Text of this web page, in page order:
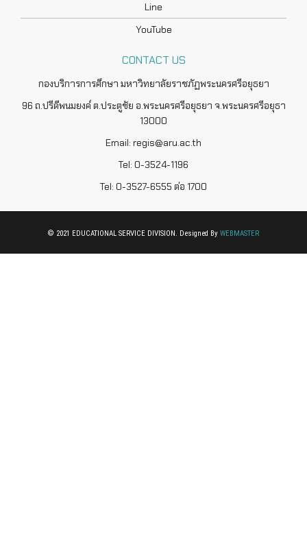
Line
YouTube
CONTACT US
กองบริการการศึกษา มหาวิทยาลัยราชภัฏพระนครศรีอยุธยา
96 ถ.ปรีดีพนมยงค์ ต.ประตูชัย อ.พระนครศรีอยุธยา จ.พระนครศรีอยุธา
13000
Email: regis@aru.ac.th
Tel: 0-3524-1196
Tel: 0-3527-6555 ต่อ 1700
© 2021 EDUCATIONAL SERVICE DIVISION. Designed By WEBMASTER